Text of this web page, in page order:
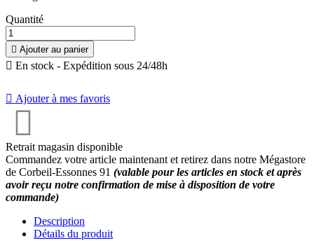
Quantité
 Ajouter au panier
 En stock - Expédition sous 24/48h
 Ajouter à mes favoris
Retrait magasin disponible
Commandez votre article maintenant et retirez dans notre Mégastore
de Corbeil-Essonnes 91 (valable pour les articles en stock et après
avoir reçu notre confirmation de mise à disposition de votre
commande)
Description
Détails du produit